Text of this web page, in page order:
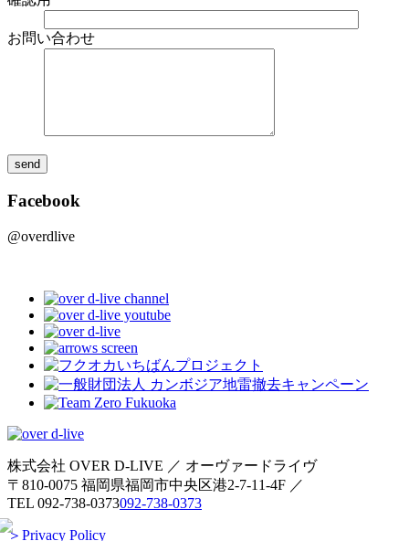
お問い合わせ
Facebook
@overdlive
株式会社 OVER D-LIVE ／ オーヴァードライヴ
〒810-0075 福岡県福岡市中央区港2-7-11-4F ／
TEL 092-738-0373092-738-0373
＞Privacy Policy